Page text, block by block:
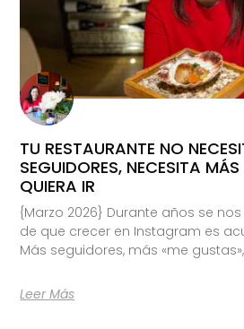
TU RESTAURANTE NO
SEGUIDORES, NECESITA
QUIERA IR
{Marzo 2026} Durante años se
de que crecer en Instagram es
Más seguidores, más «me
Leer Más